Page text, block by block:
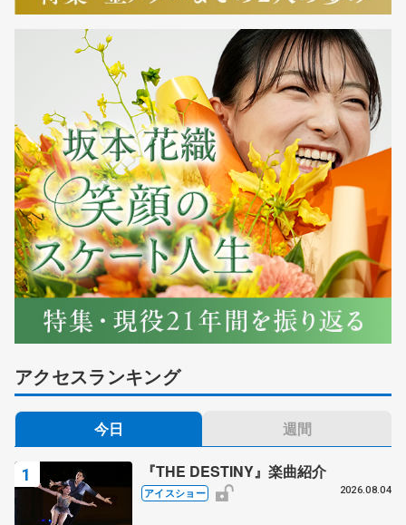
アクセスランキング
今日 週間
『THE DESTINY』楽曲紹介
アイスショー 2026.08.04